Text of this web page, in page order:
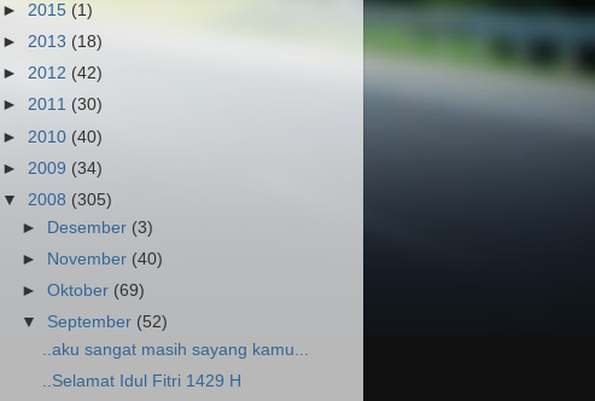
► 2015 (1)
► 2013 (18)
► 2012 (42)
► 2011 (30)
► 2010 (40)
► 2009 (34)
▼ 2008 (305)
► Desember (3)
► November (40)
►Oktober (69)
▼ September (52)
..aku sangat masih sayang kamu...
..Selamat Idul Fitri 1429 H